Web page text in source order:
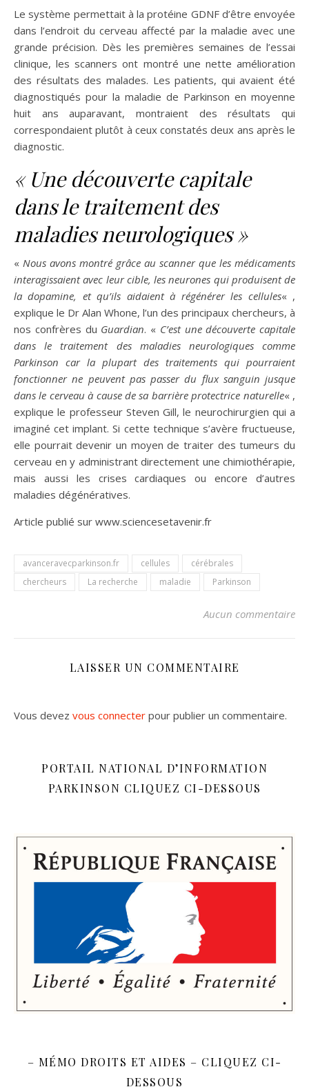
Le système permettait à la protéine GDNF d’être envoyée
dans l’endroit du cerveau affecté par la maladie avec une
grande précision. Dès les premières semaines de l’essai
clinique, les scanners ont montré une nette amélioration
des résultats des malades. Les patients, qui avaient été
diagnostiqués pour la maladie de Parkinson en moyenne
huit ans auparavant, montraient des résultats qui
correspondaient plutôt à ceux constatés deux ans après le
diagnostic.
« Une découverte capitale
dans le traitement des
maladies neurologiques »
« Nous avons montré grâce au scanner que les médicaments
interagissaient avec leur cible, les neurones qui produisent de
la dopamine, et qu’ils aidaient à régénérer les cellules« ,
explique le Dr Alan Whone, l’un des principaux chercheurs, à
nos confrères du Guardian. « C’est une découverte capitale
dans le traitement des maladies neurologiques comme
Parkinson car la plupart des traitements qui pourraient
fonctionner ne peuvent pas passer du flux sanguin jusque
dans le cerveau à cause de sa barrière protectrice naturelle« ,
explique le professeur Steven Gill, le neurochirurgien qui a
imaginé cet implant. Si cette technique s’avère fructueuse,
elle pourrait devenir un moyen de traiter des tumeurs du
cerveau en y administrant directement une chimiothérapie,
mais aussi les crises cardiaques ou encore d’autres
maladies dégénératives.
Article publié sur www.sciencesetavenir.fr
avanceravecparkinson.fr cellules
cérébrales
chercheurs
La recherche maladie Parkinson
Aucun commentaire
LAISSER UN COMMENTAIRE
Vous devez vous connecter pour publier un commentaire.
PORTAIL NATIONAL D’INFORMATION
PARKINSON CLIQUEZ CI-DESSOUS
– MÉMO DROITS ET AIDES – CLIQUEZ CI-
DESSOUS